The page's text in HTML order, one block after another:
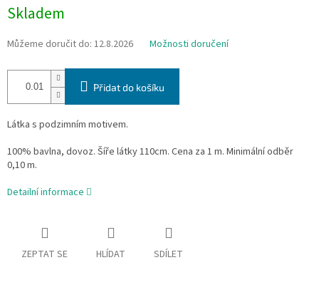
cena:
Skladem
Můžeme doručit do: 12.8.2026 Možnosti doručení
Přidat do košíku
Látka s podzimním motivem.
100% bavlna, dovoz. Šíře látky 110cm. Cena za 1 m. Minimální odběr
0,10 m.
Detailní informace
ZEPTAT SE HLÍDAT SDÍLET